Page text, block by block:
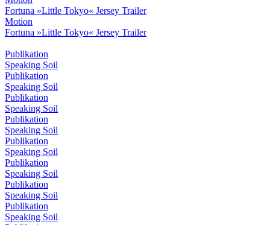
Fortuna »Little Tokyo« Jersey Trailer
Motion
Fortuna »Little Tokyo« Jersey Trailer
Publikation
Speaking Soil
Publikation
Speaking Soil
Publikation
Speaking Soil
Publikation
Speaking Soil
Publikation
Speaking Soil
Publikation
Speaking Soil
Publikation
Speaking Soil
Publikation
Speaking Soil